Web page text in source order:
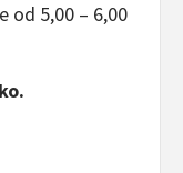
od 5,00 – 6,00